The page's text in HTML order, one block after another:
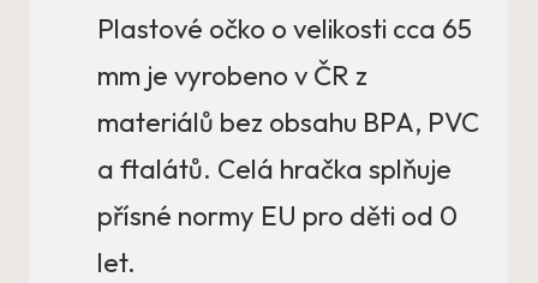
Plastové očko o velikosti cca 65
mm je vyrobeno v ČR z
materiálů bez obsahu BPA, PVC
a ftalátů. Celá hračka splňuje
přísné normy EU pro děti od 0
let.